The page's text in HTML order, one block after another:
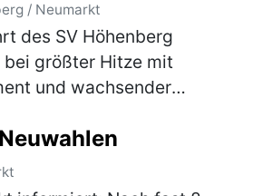
/ Neumarkt
des SV Höhenberg
größter Hitze mit
und wachsender
am letzten Juni-